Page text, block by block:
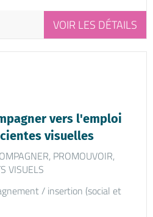
VOIR LES DÉTAILS
vers l'emploi
visuelles
PROMOUVOIR,
VISUELS
/ insertion (social et